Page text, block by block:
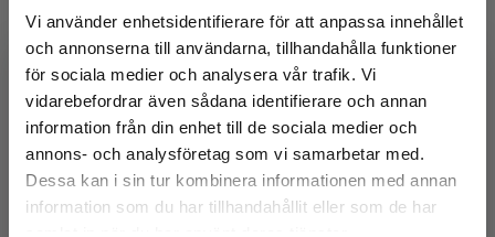
Vi använder enhetsidentifierare för att anpassa innehållet
och annonserna till användarna, tillhandahålla funktioner
för sociala medier och analysera vår trafik. Vi
vidarebefordrar även sådana identifierare och annan
information från din enhet till de sociala medier och
annons- och analysföretag som vi samarbetar med.
Dessa kan i sin tur kombinera informationen med annan
information som du har tillhandahållit eller som de har
Begränsad fraktregion
Det verkar som att du besöker
Samspel för lärande
Sträng, Monica H. (red.)
186 krinkl. moms
Exkl. moms: 175 kr